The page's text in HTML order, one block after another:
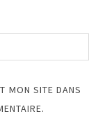
MON SITE DANS